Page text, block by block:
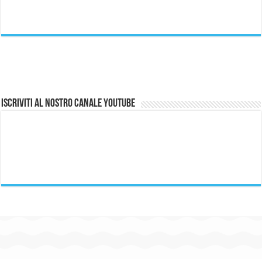
Iscriviti al nostro canale Youtube